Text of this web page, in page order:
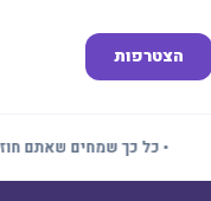
הצטרפות
• כל כך שמחים שאתם